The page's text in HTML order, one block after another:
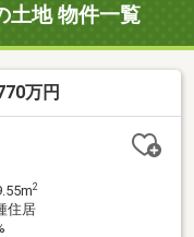
土地 物件一覧
万円
2
住居